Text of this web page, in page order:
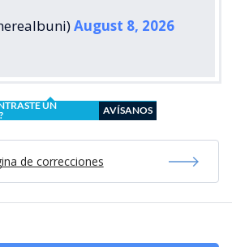
August 8, 2026
UN
AVÍSANOS
de correcciones